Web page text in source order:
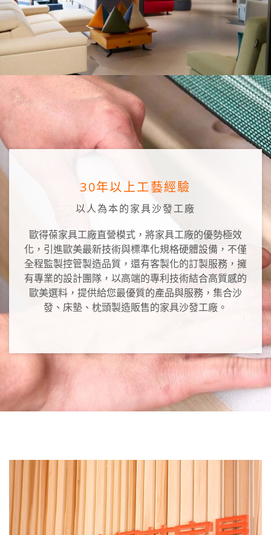
30年以上工藝經驗
以人為本的家具沙發工廠
歐得葆家具工廠直營模式，將家具工廠的優勢極效
化，引進歐美最新技術與標準化規格硬體設備，不僅
全程監製控管製造品質，還有客製化的訂製服務，擁
有專業的設計團隊，以高端的專利技術結合高質感的
歐美選料，提供給您最優質的產品與服務，集合沙
發、床墊、枕頭製造販售的家具沙發工廠。